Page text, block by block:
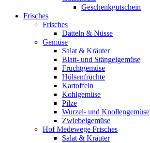
Geschenkgutschein
Frisches
Frisches
Datteln & Nüsse
Gemüse
Salat & Kräuter
Blatt- und Stängelgemüse
Fruchtgemüse
Hülsenfrüchte
Kartoffeln
Kohlgemüse
Pilze
Wurzel- und Knollengemüse
Zwiebelgemüse
Hof Medewege Frisches
Salat & Kräuter